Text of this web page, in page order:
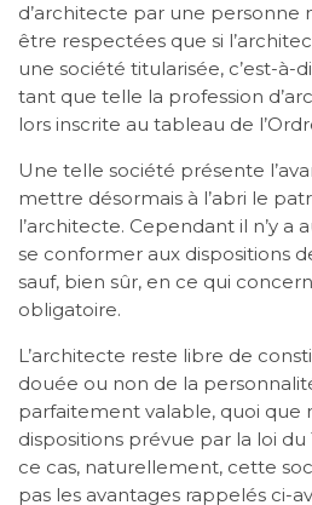
d’architecte par une personne
être respectées que si
une société titularisée, c’est-à-
tant que telle la profession
lors inscrite au tableau de
Une telle société présente
mettre désormais à l’abri le
l’architecte. Cependant il n’y a
se conformer aux dispositions
sauf, bien sûr, en ce qui
obligatoire.
L’architecte reste libre de
douée ou non de la
parfaitement valable, quoi que
dispositions prévue par la loi du
ce cas, naturellement, cette
pas les avantages rappelés ci-